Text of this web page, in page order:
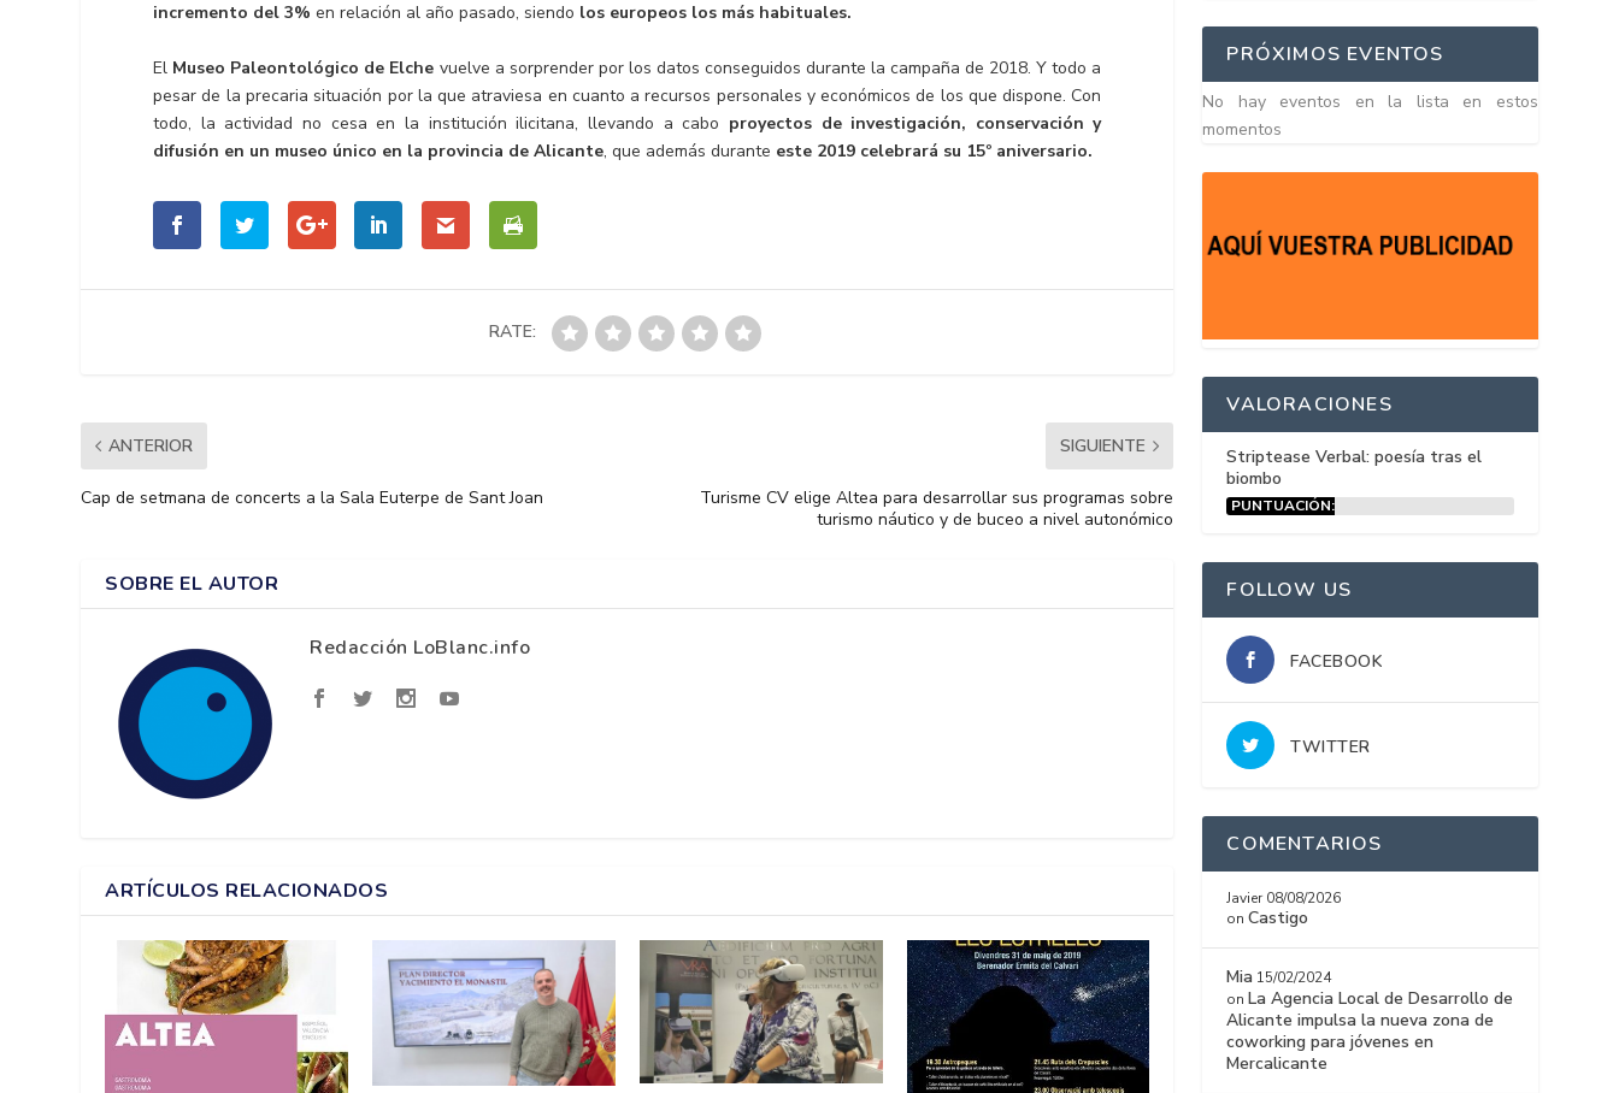
incremento del 3%en relación al año pasado, siendo los europeos los más habituales.
El Museo Paleontológico de Elche vuelve a sorprender por los datos conseguidos durante la campaña de 2018. Y todo a
pesar de la precaria situación por la que atraviesa en cuanto a recursos personales y económicos de los que dispone. Con
todo, la actividad no cesa en la institución ilicitana, llevando a cabo proyectos de investigación, conservación y
difusión en un museo único en la provincia de Alicante, que además durante este 2019 celebrará su 15º aniversario.
RATE:
ANTERIOR
Cap de setmana de concerts a la Sala Euterpe de Sant Joan
SIGUIENTE
Turisme CV elige Altea para desarrollar sus programas sobre
turismo náutico y de buceo a nivel autonómico
SOBRE EL AUTOR
Redacción LoBlanc.info
ARTÍCULOS RELACIONADOS
PRÓXIMOS EVENTOS
No hay eventos en la lista en estos
momentos
VALORACIONES
Striptease Verbal: poesía tras el
biombo
PUNTUACIÓN:
FOLLOW US
FACEBOOK
TWITTER
COMENTARIOS
Javier 08/08/2026
onCastigo
Mia 15/02/2024
on La Agencia Local de Desarrollo de
Alicante impulsa la nueva zona de
coworking para jóvenes en
Mercalicante